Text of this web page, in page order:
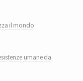
il mondo
umane da